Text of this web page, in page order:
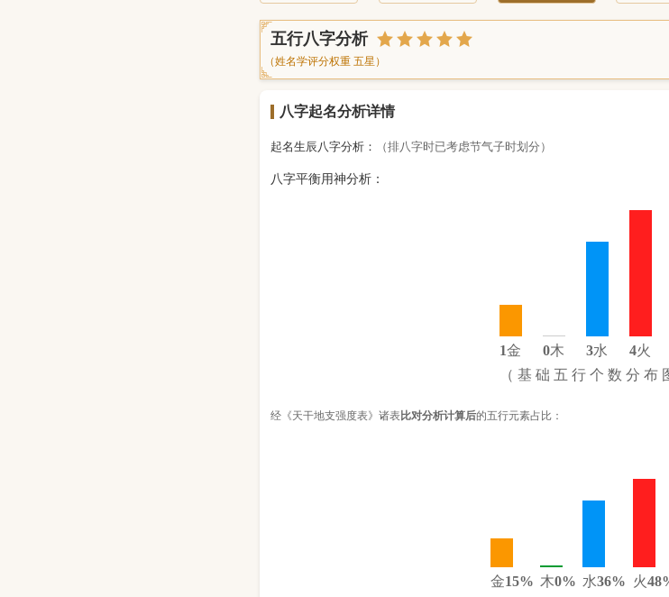
五行八字分析
（姓名学评分权重 五星）
八字起名分析详情
起名生辰八字分析： （排八字时已考虑节气子时划分）
八字平衡用神分析：
1金 0木 3水 4火
（ 基 础 五 行 个 数 分 布
经《天干地支强度表》诸表比对分析计算后的五行元素占比：
金15% 木0% 水36% 火